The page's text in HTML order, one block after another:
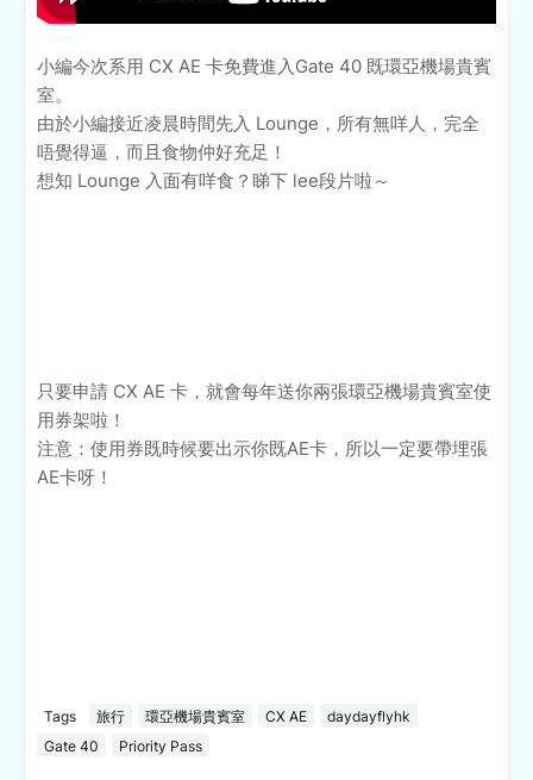
小編今次系用 CX AE 卡免費進入Gate 40 既環亞機場貴賓
室。
由於小編接近凌晨時間先入 Lounge，所有無咩人，完全
唔覺得逼，而且食物仲好充足！
想知 Lounge 入面有咩食？睇下 lee段片啦～
只要申請 CX AE 卡，就會每年送你兩張環亞機場貴賓室使
用券架啦！
注意：使用券既時候要出示你既AE卡，所以一定要帶埋張
AE卡呀！
Tags 旅行 環亞機場貴賓室 CX AE
daydayflyhk
Gate 40
Priority Pass